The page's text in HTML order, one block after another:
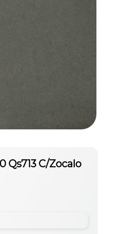
Qs713 C/Zocalo